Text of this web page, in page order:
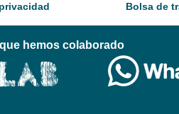
Bolsa de
hemos colaborado